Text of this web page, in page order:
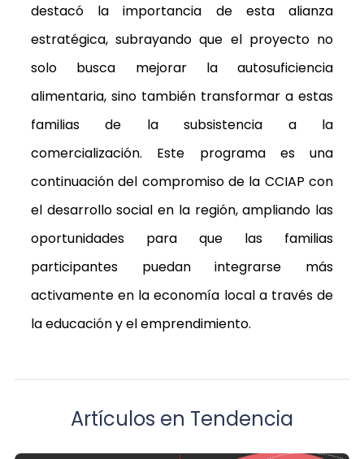
destacó la importancia de esta alianza
estratégica, subrayando que el proyecto no
solo busca mejorar la autosuficiencia
alimentaria, sino también transformar a estas
familias de la subsistencia a la
comercialización. Este programa es una
continuación del compromiso de la CCIAP con
el desarrollo social en la región, ampliando las
oportunidades para que las familias
participantes puedan integrarse más
activamente en la economía local a través de
la educación y el emprendimiento.
Artículos en Tendencia